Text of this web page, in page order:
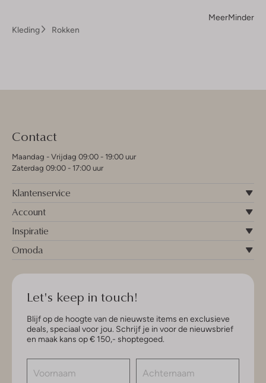
MeerMinder
Kleding
Rokken
Contact
Maandag - Vrijdag 09:00 - 19:00 uur
Zaterdag 09:00 - 17:00 uur
Klantenservice
Account
Inspiratie
Omoda
Let's keep in touch!
Blijf op de hoogte van de nieuwste items en exclusieve
deals, speciaal voor jou. Schrijf je in voor de nieuwsbrief
en maak kans op € 150,- shoptegoed.